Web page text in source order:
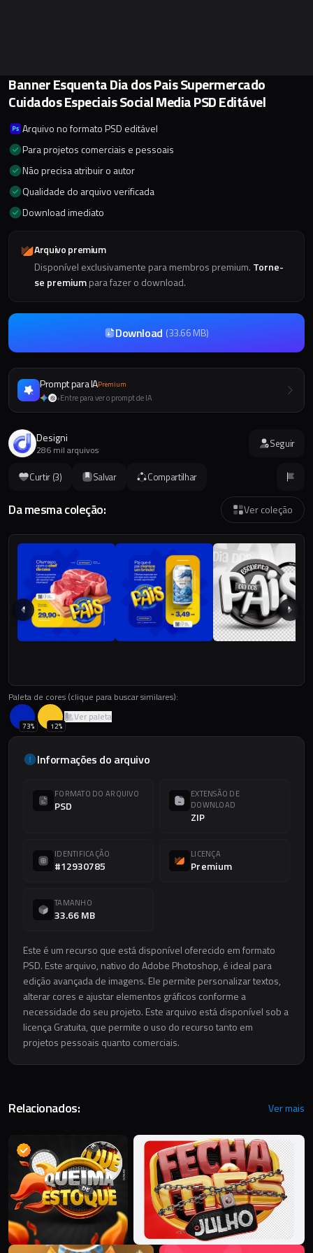
Da mesma coleção: Ver coleção
Curtir (3) Salvar Compartilhar
Paleta de cores (clique para buscar similares):
73% 12%
Ver paleta
Informações do arquivo
FORMATO DO ARQUIVO
PSD
EXTENSÃO DE
DOWNLOAD
ZIP
IDENTIFICAÇÃO
#12930785
LICENÇA
Premium
TAMANHO
33.66 MB
Este é um recurso que está disponível oferecido em formato
PSD. Este arquivo, nativo do Adobe Photoshop, é ideal para
edição avançada de imagens. Ele permite personalizar textos,
alterar cores e ajustar elementos gráficos conforme a
necessidade do seu projeto. Este arquivo está disponível sob a
licença Gratuita, que permite o uso do recurso tanto em
projetos pessoais quanto comerciais.
Banner Esquenta Dia dos Pais Supermercado
Cuidados Especiais Social Media PSD Editável
Arquivo no formato PSD editável
Para projetos comerciais e pessoais
Não precisa atribuir o autor
Qualidade do arquivo verificada
Download imediato
Arquivo premium
Disponível exclusivamente para membros premium. Torne-
se premiumpara fazer o download.
Download (33.66 MB)
Prompt para IAPremium
+Entre para ver o prompt de IA
Designi
286 mil arquivos Seguir
Relacionados: Ver mais